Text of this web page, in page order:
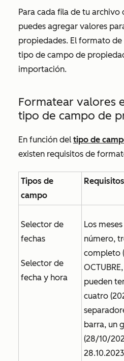
Para cada fila de tu
puedes agregar valores
propiedades. El formato
tipo de campo de
importación.
Formatear valores
tipo de campo de
En función del tipo de
existen requisitos de
Tipos de
campo
Requisitos
Selector de
fechas
Selector de
fecha y hora
Los
número,
completo
pueden
cuatro
barra, un
(28/10/